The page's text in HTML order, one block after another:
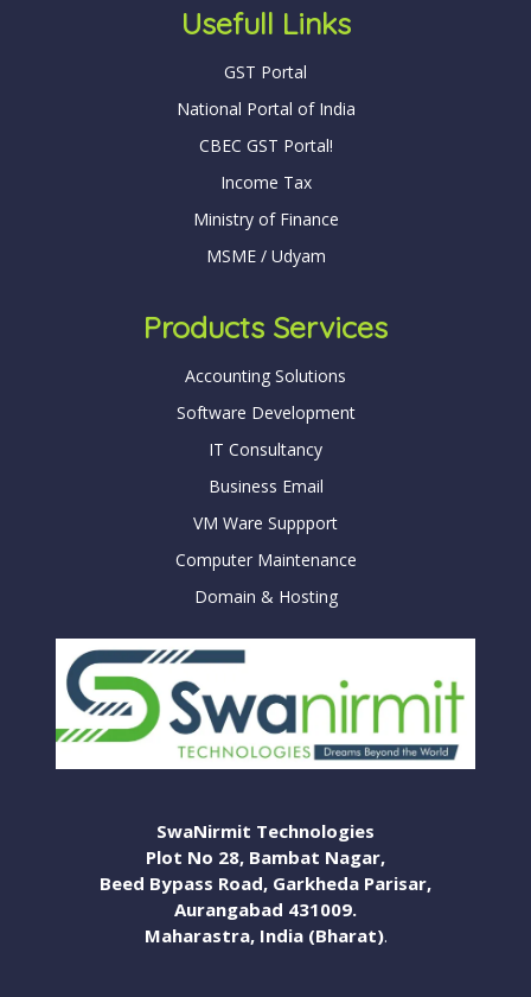
Usefull Links
GST Portal
National Portal of India
CBEC GST Portal!
Income Tax
Ministry of Finance
MSME / Udyam
Products Services
Accounting Solutions
Software Development
IT Consultancy
Business Email
VM Ware Suppport
Computer Maintenance
Domain & Hosting
SwaNirmit Technologies
Plot No 28, Bambat Nagar,
Beed Bypass Road, Garkheda Parisar,
Aurangabad 431009.
Maharastra, India (Bharat).